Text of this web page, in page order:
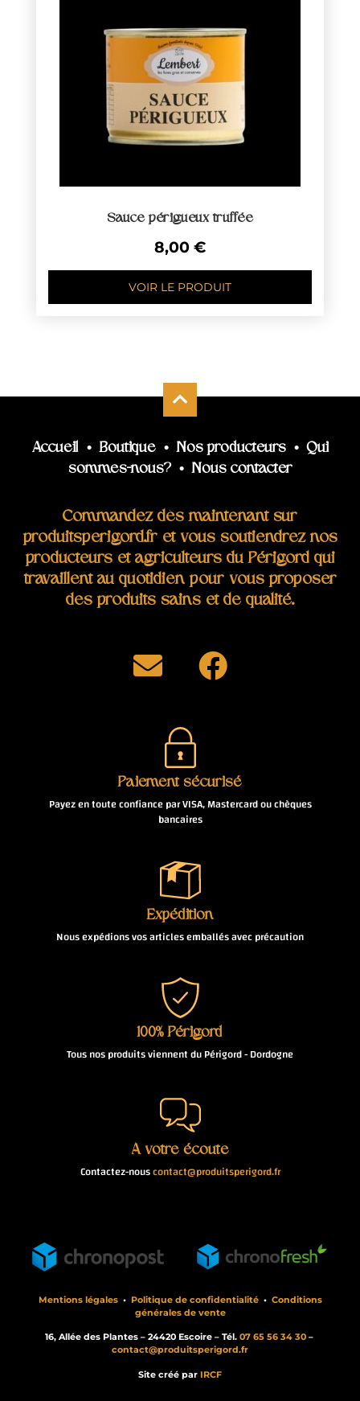
Sauce périgueux truffée
8,00 €
VOIR LE PRODUIT
Accueil•Boutique•Nos producteurs•Qui
sommes-nous?•Nous contacter
Commandez dès maintenant sur
produitsperigord.fr et vous soutiendrez nos
producteurs et agriculteurs du Périgord qui
travaillent au quotidien pour vous proposer
des produits sains et de qualité.
Paiement sécurisé
Payez en toute confiance par VISA, Mastercard ou chèques
bancaires
Expédition
Nous expédions vos articles emballés avec précaution
100% Périgord
Tous nos produits viennent du Périgord - Dordogne
À votre écoute
Contactez-nouscontact@produitsperigord.fr
Mentions légales• Politique de confidentialité• Conditions
générales de vente
16, Allée des Plantes – 24420 Escoire – Tél. 07 65 56 34 30–
contact@produitsperigord.fr
Site créé par IRCF